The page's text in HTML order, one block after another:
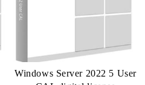
Windows Server 2022 5 User